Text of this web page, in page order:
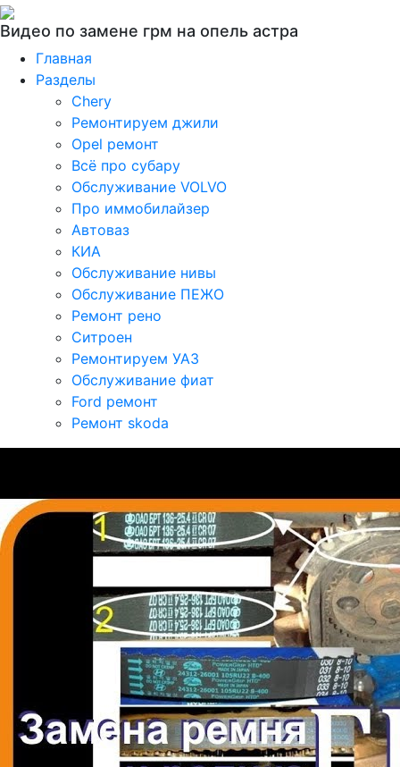
Видео по замене грм на опель астра
Главная
Разделы
Chery
Ремонтируем джили
Opel ремонт
Всё про субару
Обслуживание VOLVO
Про иммобилайзер
Автоваз
КИА
Обслуживание нивы
Обслуживание ПЕЖО
Ремонт рено
Ситроен
Ремонтируем УАЗ
Обслуживание фиат
Ford ремонт
Ремонт skoda